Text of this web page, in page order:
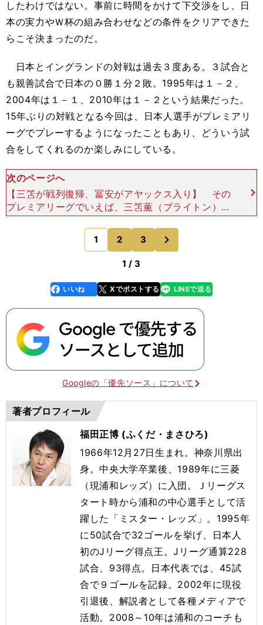
したわけではない。事前に時間をかけて下交渉をし、日
本の実力やＷ杯の組み合わせなどの条件をクリアできた
らこそ決まったのだ。
日本とイングランドの対戦は過去３度ある。３試合と
も親善試合で日本の０勝１分２敗。1995年は１－２、
2004年は１－１、2010年は１－２という結果だった。
15年ぶりの対戦となる今回は、日本人選手がプレミアリ
ーグでプレーするようになったこともあり、どういう試
合をしてくれるのか楽しみにしている。
次のページへ
【三笘が戦列復帰、冨安がアヤックス入り】 その
プレミアリーグでいえば、三笘薫（ブライトン）が
ようやくピッチに戻ってきたことは、日本にとって
朗報だ。足首の故障で戦列を離れ、すぐに戻ると言
われながらも長
1 2 3
1 / 3
faceboo
k
いいね Xでポストする
line LINEで送る
Googleの「優先ソース」について
著者プロフィール
福田正博 (ふくだ・まさひろ)
1966年12月27日生まれ。神奈川県出
身。中央大学卒業後、1989年に三菱
（現浦和レッズ）に入団。Ｊリーグス
タート時から浦和の中心選手として活
躍した「ミスター・レッズ」。1995年
に50試合で32ゴールを挙げ、日本人
初のJリーグ得点王。Jリーグ通算228
試合、93得点。日本代表では、45試
合で９ゴールを記録。2002年に現役
引退後、解説者として各種メディアで
活動。2008～10年は浦和のコーチも